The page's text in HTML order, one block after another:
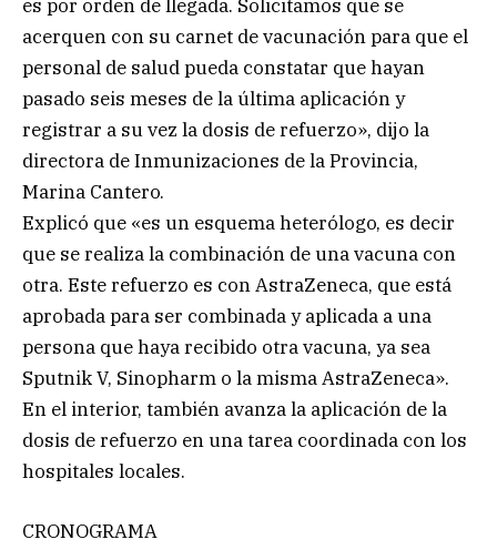
es por orden de llegada. Solicitamos que se
acerquen con su carnet de vacunación para que el
personal de salud pueda constatar que hayan
pasado seis meses de la última aplicación y
registrar a su vez la dosis de refuerzo», dijo la
directora de Inmunizaciones de la Provincia,
Marina Cantero.
Explicó que «es un esquema heterólogo, es decir
que se realiza la combinación de una vacuna con
otra. Este refuerzo es con AstraZeneca, que está
aprobada para ser combinada y aplicada a una
persona que haya recibido otra vacuna, ya sea
Sputnik V, Sinopharm o la misma AstraZeneca».
En el interior, también avanza la aplicación de la
dosis de refuerzo en una tarea coordinada con los
hospitales locales.
CRONOGRAMA